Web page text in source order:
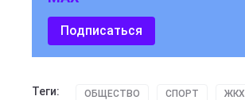
Подписаться
Теги: ОБЩЕСТВО СПОРТ ЖКХ